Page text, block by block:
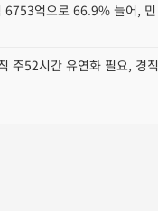
6753억으로 66.9% 늘어, 민
주52시간 유연화 필요, 경직